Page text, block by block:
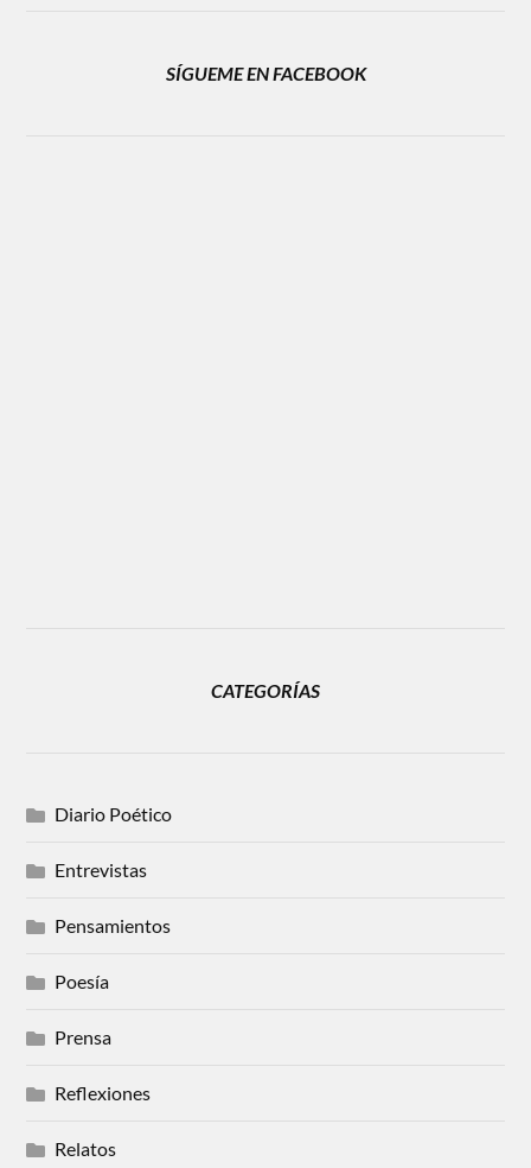
SÍGUEME EN FACEBOOK
CATEGORÍAS
Diario Poético
Entrevistas
Pensamientos
Poesía
Prensa
Reflexiones
Relatos